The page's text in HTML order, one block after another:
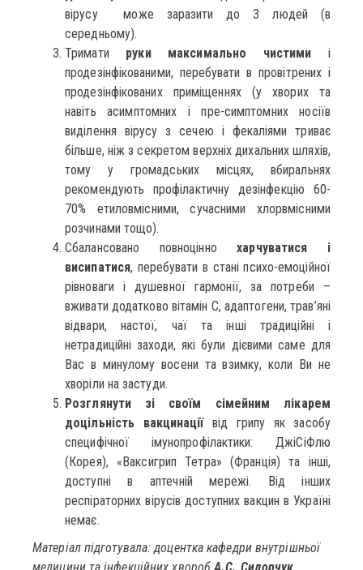
вірусу може заразити до 3 людей (в
середньому).
Тримати руки максимально чистими і
продезінфікованими, перебувати в провітрених і
продезінфікованих приміщеннях (у хворих та
навіть асимптомних і пре-симптомних носіїв
виділення вірусу з сечею і фекаліями триває
більше, ніж з секретом верхніх дихальних шляхів,
тому у громадських місцях, вбиральнях
рекомендують профілактичну дезінфекцію 60-
70% етиловмісними, сучасними хлорвмісними
розчинами тощо).
Сбалансовано повноціннохарчуватися і
висипатися, перебувати в стані психо-емоційної
рівноваги і душевної гармонії, за потреби –
вживати додатково вітамін С, адаптогени, трав’яні
відвари, настої, чаї та інші традиційні і
нетрадиційні заходи, які були дієвими саме для
Вас в минулому восени та взимку, коли Ви не
хворіли на застуди.
Розглянути зі своїм сімейним лікарем
доцільність вакцинаціївід грипу як засобу
специфічної імунопрофілактики: ДжіСіФлю
(Корея), «Ваксигрип Тетра» (Франція) та інші,
доступні в аптечній мережі. Від інших
респіраторних вірусів доступних вакцин в Україні
немає.
Матеріал підготувала:доцентка кафедри внутрішньої